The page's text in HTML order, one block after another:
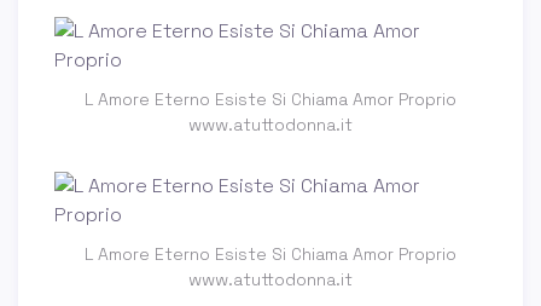
L Amore Eterno Esiste Si Chiama Amor Proprio
www.atuttodonna.it
L Amore Eterno Esiste Si Chiama Amor Proprio
www.atuttodonna.it